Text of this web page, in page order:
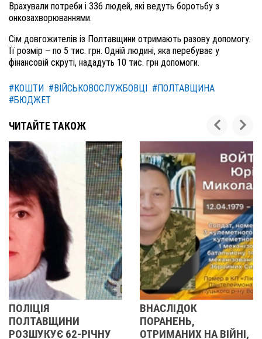
Врахували потреби і 336 людей, які ведуть боротьбу з
онкозахворюваннями.
Сім довгожителів із Полтавщини отримають разову допомогу.
Її розмір – по 5 тис. грн. Одній людині, яка перебуває у
фінансовій скруті, нададуть 10 тис. грн допомоги.
#КОШТИ #ВІЙСЬКОВОСЛУЖБОВЦІ #ПОЛТАВЩИНА
#БЮДЖЕТ
ЧИТАЙТЕ ТАКОЖ
РІЧНУ
ПОРАНЕНЬ,
ОТРИМАНИХ НА ВІЙНІ,